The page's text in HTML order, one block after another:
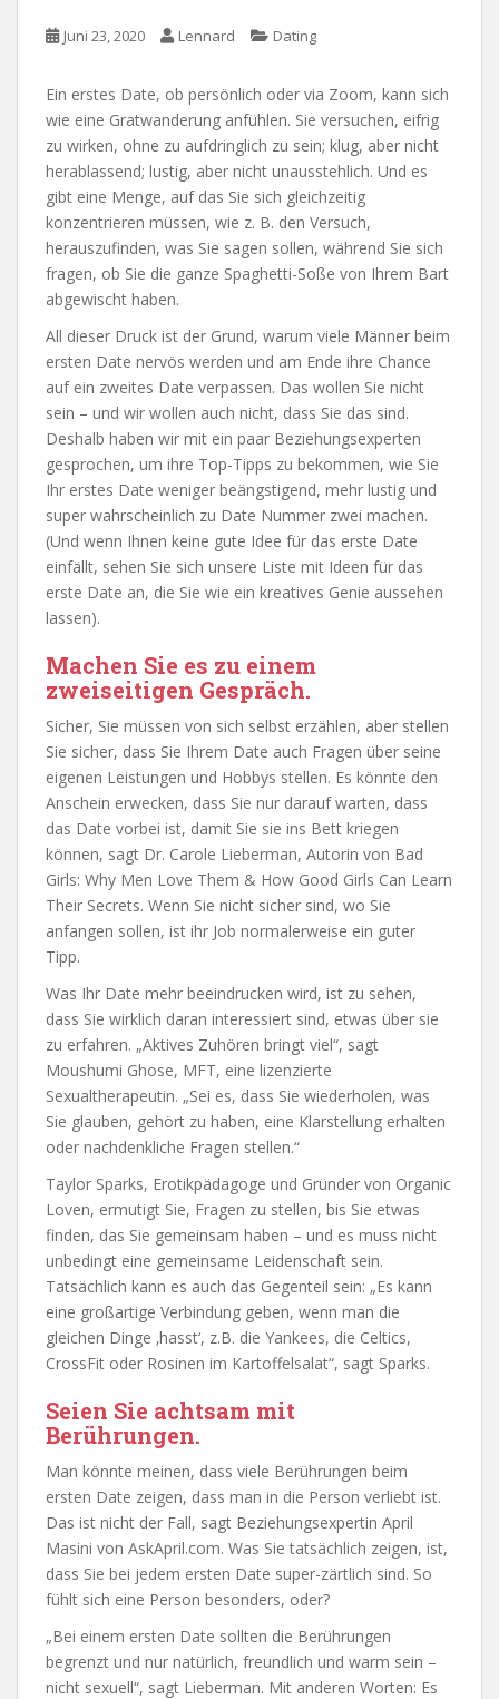
Juni 23, 2020 Lennard Dating
Ein erstes Date, ob persönlich oder via Zoom, kann sich
wie eine Gratwanderung anfühlen. Sie versuchen, eifrig
zu wirken, ohne zu aufdringlich zu sein; klug, aber nicht
herablassend; lustig, aber nicht unausstehlich. Und es
gibt eine Menge, auf das Sie sich gleichzeitig
konzentrieren müssen, wie z. B. den Versuch,
herauszufinden, was Sie sagen sollen, während Sie sich
fragen, ob Sie die ganze Spaghetti-Soße von Ihrem Bart
abgewischt haben.
All dieser Druck ist der Grund, warum viele Männer beim
ersten Date nervös werden und am Ende ihre Chance
auf ein zweites Date verpassen. Das wollen Sie nicht
sein – und wir wollen auch nicht, dass Sie das sind.
Deshalb haben wir mit ein paar Beziehungsexperten
gesprochen, um ihre Top-Tipps zu bekommen, wie Sie
Ihr erstes Date weniger beängstigend, mehr lustig und
super wahrscheinlich zu Date Nummer zwei machen.
(Und wenn Ihnen keine gute Idee für das erste Date
einfällt, sehen Sie sich unsere Liste mit Ideen für das
erste Date an, die Sie wie ein kreatives Genie aussehen
lassen).
Machen Sie es zu einem
zweiseitigen Gespräch.
Sicher, Sie müssen von sich selbst erzählen, aber stellen
Sie sicher, dass Sie Ihrem Date auch Fragen über seine
eigenen Leistungen und Hobbys stellen. Es könnte den
Anschein erwecken, dass Sie nur darauf warten, dass
das Date vorbei ist, damit Sie sie ins Bett kriegen
können, sagt Dr. Carole Lieberman, Autorin von Bad
Girls: Why Men Love Them & How Good Girls Can Learn
Their Secrets. Wenn Sie nicht sicher sind, wo Sie
anfangen sollen, ist ihr Job normalerweise ein guter
Tipp.
Was Ihr Date mehr beeindrucken wird, ist zu sehen,
dass Sie wirklich daran interessiert sind, etwas über sie
zu erfahren. „Aktives Zuhören bringt viel“, sagt
Moushumi Ghose, MFT, eine lizenzierte
Sexualtherapeutin. „Sei es, dass Sie wiederholen, was
Sie glauben, gehört zu haben, eine Klarstellung erhalten
oder nachdenkliche Fragen stellen.“
Taylor Sparks, Erotikpädagoge und Gründer von Organic
Loven, ermutigt Sie, Fragen zu stellen, bis Sie etwas
finden, das Sie gemeinsam haben – und es muss nicht
unbedingt eine gemeinsame Leidenschaft sein.
Tatsächlich kann es auch das Gegenteil sein: „Es kann
eine großartige Verbindung geben, wenn man die
gleichen Dinge ‚hasst‘, z.B. die Yankees, die Celtics,
CrossFit oder Rosinen im Kartoffelsalat“, sagt Sparks.
Seien Sie achtsam mit
Berührungen.
Man könnte meinen, dass viele Berührungen beim
ersten Date zeigen, dass man in die Person verliebt ist.
Das ist nicht der Fall, sagt Beziehungsexpertin April
Masini von AskApril.com. Was Sie tatsächlich zeigen, ist,
dass Sie bei jedem ersten Date super-zärtlich sind. So
fühlt sich eine Person besonders, oder?
„Bei einem ersten Date sollten die Berührungen
begrenzt und nur natürlich, freundlich und warm sein –
nicht sexuell“, sagt Lieberman. Mit anderen Worten: Es